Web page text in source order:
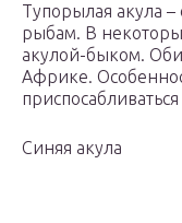
Тупорылая акула
рыбам. В
акулой-быком.
Африке.
Синяя акула